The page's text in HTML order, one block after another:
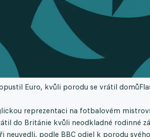
Euro, kvůli porodu se vrátil domů
reprezentaci na fotbalovém
do Británie kvůli neodkladné rodinné
neuvedli, podle BBC odjel k porodu